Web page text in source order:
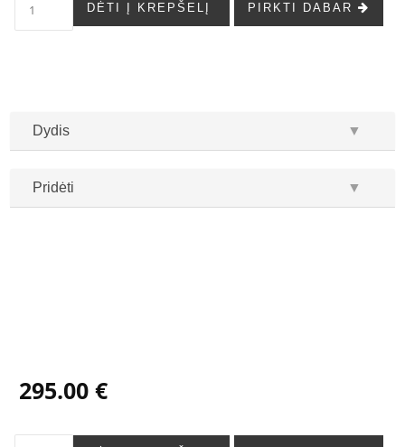
DĖTI Į KREPŠELĮ PIRKTI DABAR
Dydis ▼
Pridėti ▼
295.00 €